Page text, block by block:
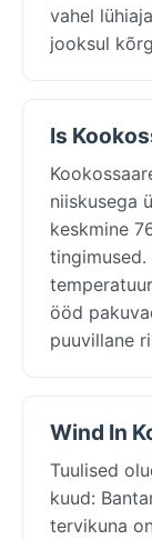
vahel
jooksul
Is
niiskusega
keskmine
tingimused.
ööd
puuvillane
Wind In
Tuulised
kuud:
tervikuna